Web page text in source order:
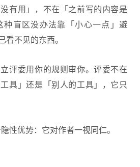
有用」，不在「之前写的内容是
种盲区没办法靠「小心一点」避
看不见的东西。
评委用你的规则审你。评委不在
具」还是「别人的工具」，它只
性优势：它对作者一视同仁。